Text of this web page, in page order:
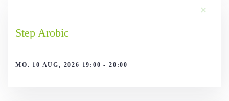
×
Step Arobic
MO. 10 AUG, 2026 19:00 - 20:00